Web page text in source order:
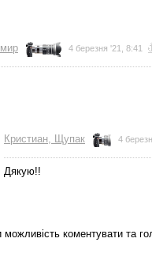
4 березня '21, 8:41
Кристиан, Щупак 4
Дякую!!
коментувати та